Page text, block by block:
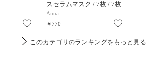
お気に入り
スセラムマスク / 7枚 / 7枚
Anua
￥770
このカテゴリのランキングをもっと見る